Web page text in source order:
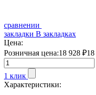
сравнении
закладки В закладках
Цена:
Розничная цена:18 928 ₽
1 клик
Характеристики: